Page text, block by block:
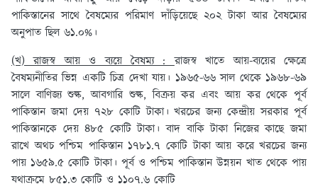
পাকিস্তানের সাথে বৈষম্যের পরিমাণ দাঁড়িয়েছে ২০২ টাকা আর বৈষম্যের
অনুপাত ছিল ৬১.০%।
(খ) রাজস্ব আয় ও ব্যয়ে বৈষম্য :রাজস্ব খাতে আয়-ব্যয়ের ক্ষেত্রে
বৈষম্যনীতির ভিন্ন একটি চিত্র দেখা যায়। ১৯৬৫-৬৬ সাল থেকে ১৯৬৮-৬৯
সালে বাণিজ্য শুল্ক, আবগারি শুল্ক, বিক্রয় কর এবং আয় কর থেকে পূর্ব
পাকিস্তান জমা দেয় ৭২৮ কোটি টাকা। খরচের জন্য কেন্দ্রীয় সরকার পূর্ব
পাকিস্তানকে দেয় ৪৮৫ কোটি টাকা। বাদ বাকি টাকা নিজের কাছে জমা
রাখে অথচ পশ্চিম পাকিস্তান ১৭৮১.৭ কোটি টাকা আয় করে খরচের জন্য
পায় ১৬৫৯.৫ কোটি টাকা। পূর্ব ও পশ্চিম পাকিস্তান উন্নয়ন খাত থেকে পায়
যথাক্রমে ৮৫১.৩ কোটি ও ১১০৭.৬ কোটি